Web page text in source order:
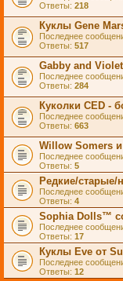
Ответы: 218
Куклы Gene
Последнее
Ответы: 517
Gabby and
Последнее
Ответы: 284
Куколки CED -
Последнее
Ответы: 663
Willow Somers
Последнее
Ответы: 5
Редкие/
Последнее
Ответы: 4
Sophia Dolls™
Последнее
Ответы: 17
Куклы Eve от
Последнее
Ответы: 12